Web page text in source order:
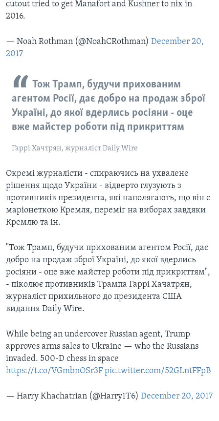
cutout tried to get Manafort and Kushner to nix in
2016.
— Noah Rothman (@NoahCRothman) December 20,
2017
Тож Трамп, будучи прихованим
агентом Росії, дає добро на продаж зброї
Україні, до якої вдерлись росіяни - оце
вже майстер роботи під прикриттям
Гаррі Хачтрян, журналіст Daily Wire
Окремі журналісти - спираючись на ухвалене
рішення щодо України - відверто глузують з
противників президента, які наполягають, що він є
маріонеткою Кремля, переміг на виборах завдяки
Кремлю та ін.
"Тож Трамп, будучи прихованим агентом Росії, дає
добро на продаж зброї Україні, до якої вдерлись
росіяни - оце вже майстер роботи під прикриттям",
- піколює противників Трампа Гаррі Хачатрян,
журналіст прихильного до президента США
видання Daily Wire.
While being an undercover Russian agent, Trump
approves arms sales to Ukraine — who the Russians
invaded. 500-D chess in space
https://t.co/VGmbnOSr3F pic.twitter.com/52GLntFFpB
— Harry Khachatrian (@Harry1T6) December 20, 2017